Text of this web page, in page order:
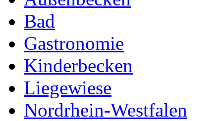
Bad
Gastronomie
Kinderbecken
Liegewiese
Nordrhein-Westfalen